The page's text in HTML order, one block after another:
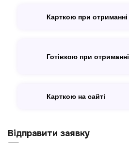
Карткою при отриманні
Готівкою при отриманні
Карткою на сайті
Відправити заявку